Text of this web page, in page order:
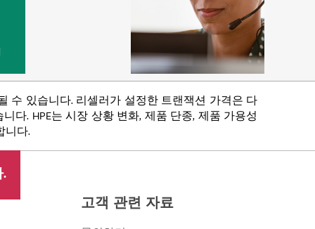
수 있습니다. 리셀러가 설정한 트랜잭션 가격은 다
다. HPE는 시장 상황 변화, 제품 단종, 제품 가용성
니다.
고객 관련 자료